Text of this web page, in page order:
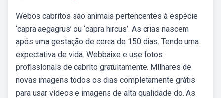
Webos cabritos são animais pertencentes à espécie
‘capra aegagrus’ ou ‘capra hircus’. As crias nascem
após uma gestação de cerca de 150 dias. Tendo uma
expectativa de vida. Webbaixe e use fotos
profissionais de cabrito gratuitamente. Milhares de
novas imagens todos os dias completamente grátis
para usar vídeos e imagens de alta qualidade do. As